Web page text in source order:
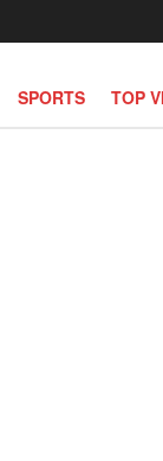
SPORTS TOP